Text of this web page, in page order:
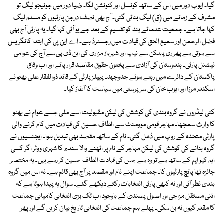
گیا۔ ایوب دور میں اس کے ساتھ کونسل اور کنونشن لگا۔ ضیا دور میں جونیجو لیگ تو
مشرف کے زمانے میں (ق) لیگ بنائی گئی۔ آج بھی نصف درجن پارٹیوں کو مسلم لیگ
کہا جاتا ہے۔ جمعیت علمائے ہند کو تقسیم کے بعد جے یو آئی کہا گیا۔ یہ پارٹی آج بھی
فضل الرحمن اور سمیع الحق کی قیادت میں رجسٹرڈ ہے۔ اے این پی کی ابتدا کانگریس
سے ہوتی ہے پھر ری پبلکن سے نیپ اور شیرباز مزاری کی این ڈی پی سے آج کی عوامی
نیشنل پارٹی۔ ہندوستان کی آزادی سے پختون حقوق مقاصد قرار پائے اور اب وفاق
پاکستان کے دائرے میں رہتے ہوئے جدوجہد۔ پیپلزپارٹی کے قائد ذوالفقار علی بھٹو نے
اسکندر مرزا اور ایوب خان کی سرپرستی میں سیاست کا آغاز کیا۔
کئی لیڈروں نے گروہ بندی کی کوشش کی لیکن مقبولیت اسے ملی جسے عوام نے بھٹو
کا وارث سمجھا۔ مہاجر قومی موومنٹ سے الطاف حسین کی قیادت میں کام کرنے والی
پارٹی متحدہ کے روپ میں ڈھل گئی۔ نام کے ساتھ مقصد بھی تبدیل ہوا۔ ایجنسیوں نے
گروہ بنانے کی کوشش کی لیکن مہاجر کے نام پر اٹھنے والا سندھ کا شہری ووٹر اگر کسی
ایم کیو ایم کے ساتھ ہے تو وہ ہے جس کی قیادت الطاف حسین کر رہے ہیں۔ یہ مختصر
جائزہ تھا پانچ پارٹیوں کا۔ جماعت اپنے نام اور مقصد پر آج بھی قائم ہے۔ نہ اس میں گروہ
بندی نظر آئی اور نہ کبھی پارٹی انتخابات رکتے دیکھے گئے۔ سوال یہ پیدا ہوتا ہے کہ
اتنی مستقل مزاجی اور اصول پسندی کے باوجود اب تک بڑی انتخابی کامیابی جماعت
کا مقدر کیوں نہ بن سکی۔ پہلے ہم جماعت کی انتخابی تاریخ بیان کریں گے اور پھر